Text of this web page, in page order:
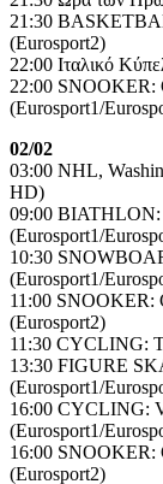
21:30
(Eurosport2)
22:00 Ιταλικό
22:00 SNOOKER:
(Eurosport1/
02/02
03:00 NHL,
HD)
09:00 BIATHLON:
(Eurosport1/
10:30
(Eurosport1/
11:00 SNOOKER:
(Eurosport2)
11:30 CYCLING:
13:30 FIGURE
(Eurosport1/
16:00 CYCLING:
(Eurosport1/
16:00 SNOOKER:
(Eurosport2)